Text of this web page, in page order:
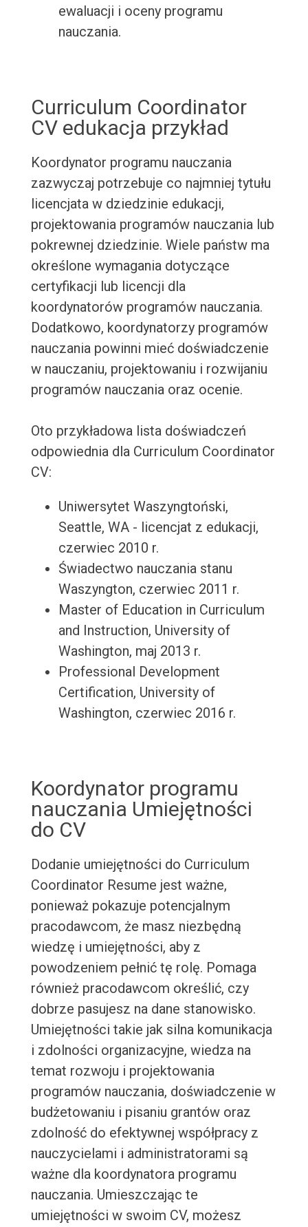
ewaluacji i oceny programu
nauczania.
Curriculum Coordinator
CV edukacja przykład
Koordynator programu nauczania
zazwyczaj potrzebuje co najmniej tytułu
licencjata w dziedzinie edukacji,
projektowania programów nauczania lub
pokrewnej dziedzinie. Wiele państw ma
określone wymagania dotyczące
certyfikacji lub licencji dla
koordynatorów programów nauczania.
Dodatkowo, koordynatorzy programów
nauczania powinni mieć doświadczenie
w nauczaniu, projektowaniu i rozwijaniu
programów nauczania oraz ocenie.
Oto przykładowa lista doświadczeń
odpowiednia dla Curriculum Coordinator
CV:
Uniwersytet Waszyngtoński,
Seattle, WA - licencjat z edukacji,
czerwiec 2010 r.
Świadectwo nauczania stanu
Waszyngton, czerwiec 2011 r.
Master of Education in Curriculum
and Instruction, University of
Washington, maj 2013 r.
Professional Development
Certification, University of
Washington, czerwiec 2016 r.
Koordynator programu
nauczania Umiejętności
do CV
Dodanie umiejętności do Curriculum
Coordinator Resume jest ważne,
ponieważ pokazuje potencjalnym
pracodawcom, że masz niezbędną
wiedzę i umiejętności, aby z
powodzeniem pełnić tę rolę. Pomaga
również pracodawcom określić, czy
dobrze pasujesz na dane stanowisko.
Umiejętności takie jak silna komunikacja
i zdolności organizacyjne, wiedza na
temat rozwoju i projektowania
programów nauczania, doświadczenie w
budżetowaniu i pisaniu grantów oraz
zdolność do efektywnej współpracy z
nauczycielami i administratorami są
ważne dla koordynatora programu
nauczania. Umieszczając te
umiejętności w swoim CV, możesz